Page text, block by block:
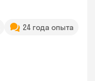
24 года опыта